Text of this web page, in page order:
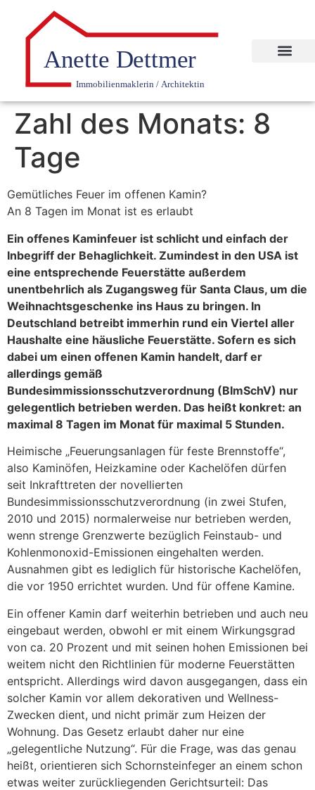
Zahl des Monats: 8
Tage
Gemütliches Feuer im offenen Kamin?
An 8 Tagen im Monat ist es erlaubt
Ein offenes Kaminfeuer ist schlicht und einfach der
Inbegriff der Behaglichkeit. Zumindest in den USA ist
eine entsprechende Feuerstätte außerdem
unentbehrlich als Zugangsweg für Santa Claus, um die
Weihnachtsgeschenke ins Haus zu bringen. In
Deutschland betreibt immerhin rund ein Viertel aller
Haushalte eine häusliche Feuerstätte. Sofern es sich
dabei um einen offenen Kamin handelt, darf er
allerdings gemäß
Bundesimmissionsschutzverordnung (BImSchV) nur
gelegentlich betrieben werden. Das heißt konkret: an
maximal 8 Tagen im Monat für maximal 5 Stunden.
Heimische „Feuerungsanlagen für feste Brennstoffe“,
also Kaminöfen, Heizkamine oder Kachelöfen dürfen
seit Inkrafttreten der novellierten
Bundesimmissionsschutzverordnung (in zwei Stufen,
2010 und 2015) normalerweise nur betrieben werden,
wenn strenge Grenzwerte bezüglich Feinstaub- und
Kohlenmonoxid-Emissionen eingehalten werden.
Ausnahmen gibt es lediglich für historische Kachelöfen,
die vor 1950 errichtet wurden. Und für offene Kamine.
Ein offener Kamin darf weiterhin betrieben und auch neu
eingebaut werden, obwohl er mit einem Wirkungsgrad
von ca. 20 Prozent und mit seinen hohen Emissionen bei
weitem nicht den Richtlinien für moderne Feuerstätten
entspricht. Allerdings wird davon ausgegangen, dass ein
solcher Kamin vor allem dekorativen und Wellness-
Zwecken dient, und nicht primär zum Heizen der
Wohnung. Das Gesetz erlaubt daher nur eine
„gelegentliche Nutzung“. Für die Frage, was das genau
heißt, orientieren sich Schornsteinfeger an einem schon
etwas weiter zurückliegenden Gerichtsurteil: Das